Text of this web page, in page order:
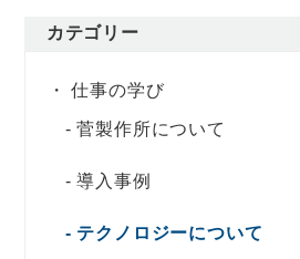
カテゴリー
仕事の学び
菅製作所について
導入事例
テクノロジーについて